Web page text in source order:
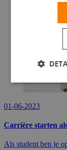
01-06-2023
Carrière starten
Als student ben je